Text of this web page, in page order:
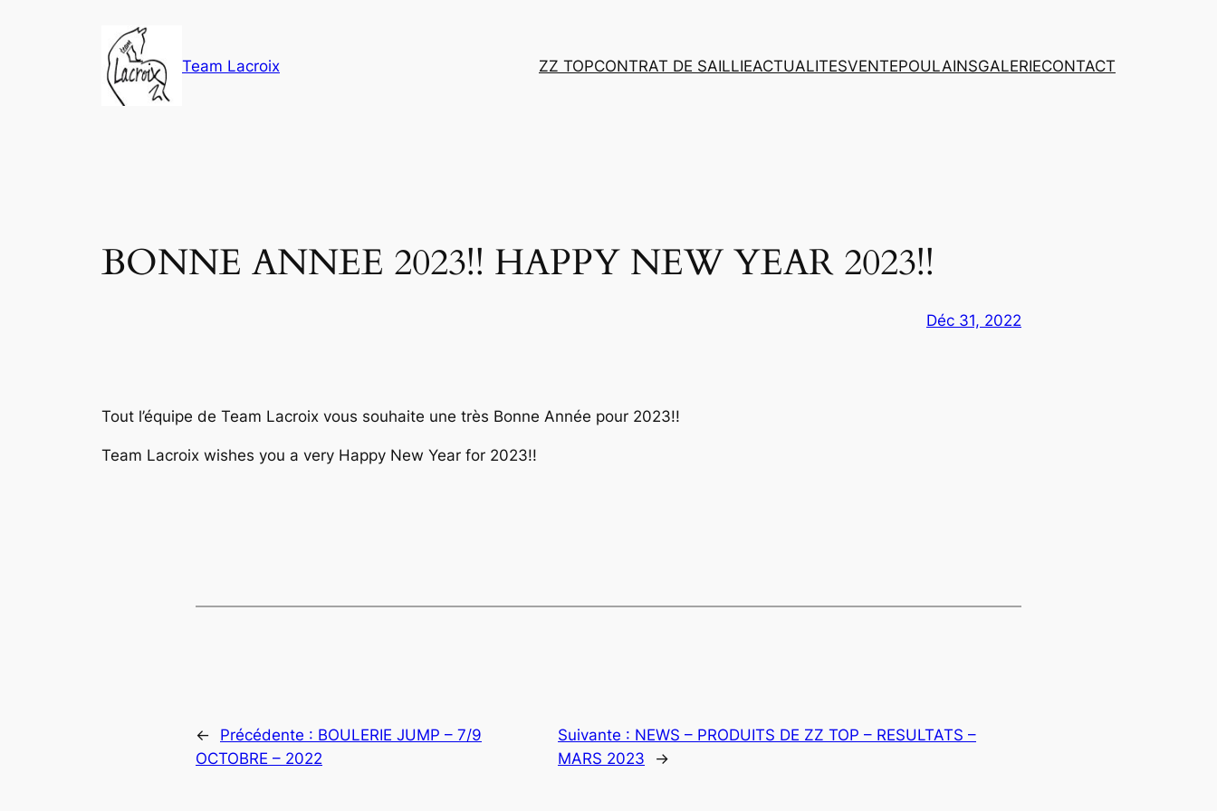
Team Lacroix ZZ TOPCONTRAT DE SAILLIEACTUALITESVENTEPOULAINSGALERIECONTACT
BONNE ANNEE 2023!! HAPPY NEW YEAR 2023!!
Déc 31, 2022
Tout l’équipe de Team Lacroix vous souhaite une très Bonne Année pour 2023!!
Team Lacroix wishes you a very Happy New Year for 2023!!
← Précédente : BOULERIE JUMP – 7/9
OCTOBRE – 2022
Suivante : NEWS – PRODUITS DE ZZ TOP – RESULTATS –
MARS 2023
→